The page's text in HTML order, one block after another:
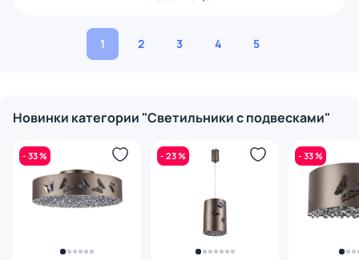
1 2 3 4 5
Новинки категории "Светильники с подвесками"
- 33 % - 23 % - 33 %